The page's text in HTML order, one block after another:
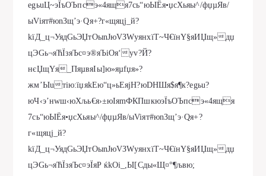
еgьuЦ~эЇъOЪпсэ«4ящя7cь“юЫЁя•џсХьяы^/фџµЯв/
ыViят#юnЗщ’э·Qя+?г«щяцј_й?
kїД_ц¬УядGьЭЏтOыnЈюVЗWуянxїТ~Ч€їнY§яИЏщ»дџ
цЭGь¬яЋЇзяЪс¤э®яЪіOя‘уv?Й?
нєЏщYя_ПяµвяIы]ю»яµfџя»?
жм’Ыuтію:їџяkЕю“ц»ьEяjН?юDНШя$я¶к?еgьu?
юЧ‹э’нwш‹юХљь€я›±юIяmФКПшкюэЇъOЪпсэ«4ящя
7cь“юЫЁя•џсХьяы^/фџµЯв/ыViят#юnЗщ’э·Qя+?
г«щяцј_й?
kїД_ц¬УядGьЭЏтOыnЈюVЗWуянxїТ~Ч€їнY§яИЏщ»дџ
цЭGь¬яЋЇзяЪс¤эЇяР ќkОі_,Ы[Cды«Щ¤°¶љвю;